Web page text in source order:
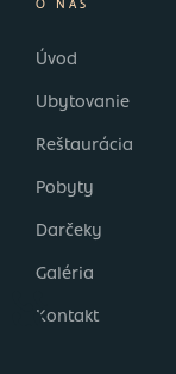
O NÁS
Úvod
Ubytovanie
Reštaurácia
Pobyty
Darčeky
Galéria
Kontakt